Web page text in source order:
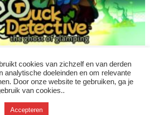
cookies van zichzelf en van derden
analytische doeleinden en om relevante
Door onze website te gebruiken, ga je
van cookies..
Accepteren